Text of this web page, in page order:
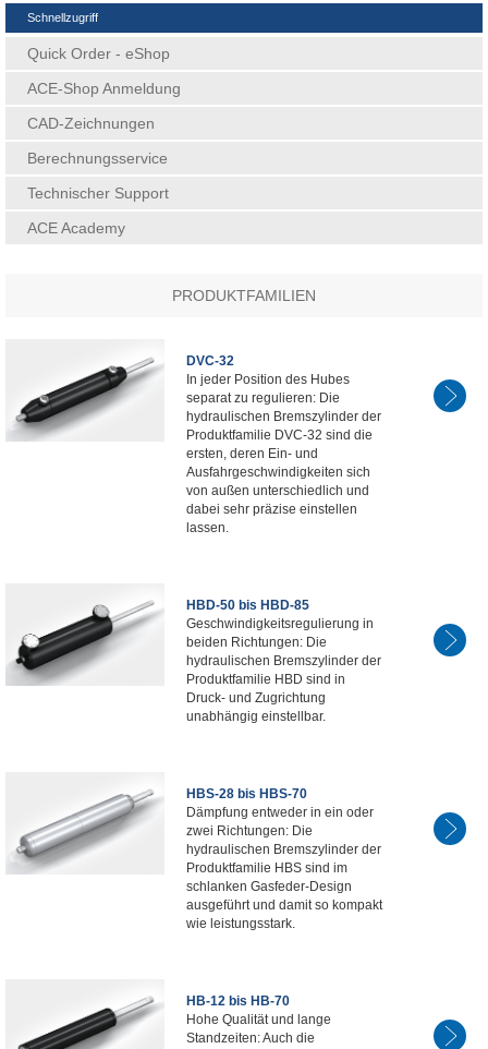
Schnellzugriff
Quick Order - eShop
ACE-Shop Anmeldung
CAD-Zeichnungen
Berechnungsservice
Technischer Support
ACE Academy
PRODUKTFAMILIEN
DVC-32
In jeder Position des Hubes
separat zu regulieren: Die
hydraulischen Bremszylinder der
Produktfamilie DVC-32 sind die
ersten, deren Ein- und
Ausfahrgeschwindigkeiten sich
von außen unterschiedlich und
dabei sehr präzise einstellen
lassen.
HBD-50 bis HBD-85
Geschwindigkeitsregulierung in
beiden Richtungen: Die
hydraulischen Bremszylinder der
Produktfamilie HBD sind in
Druck- und Zugrichtung
unabhängig einstellbar.
HBS-28 bis HBS-70
Dämpfung entweder in ein oder
zwei Richtungen: Die
hydraulischen Bremszylinder der
Produktfamilie HBS sind im
schlanken Gasfeder-Design
ausgeführt und damit so kompakt
wie leistungsstark.
HB-12 bis HB-70
Hohe Qualität und lange
Standzeiten: Auch die